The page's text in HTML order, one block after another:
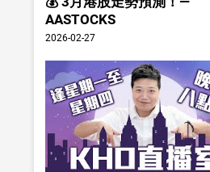
AASTOCKS
2026-02-27